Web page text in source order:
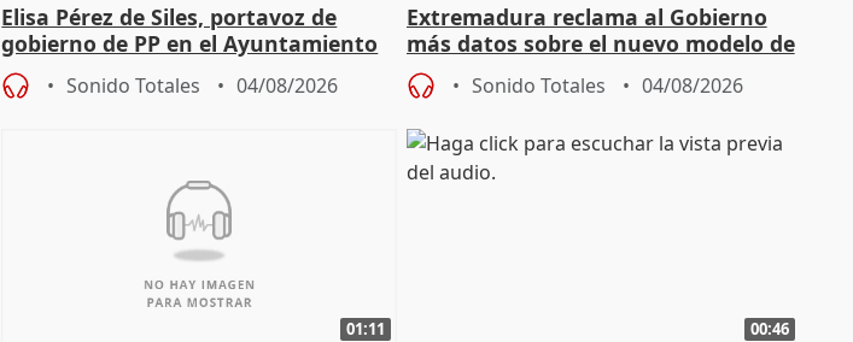
Elisa Pérez de Siles, portavoz de
gobierno de PP en el Ayuntamiento
de Málaga, deja la política
Sonido Totales 04/08/2026
Extremadura reclama al Gobierno
más datos sobre el nuevo modelo de
financiación
Sonido Totales 04/08/2026
01:11 00:46